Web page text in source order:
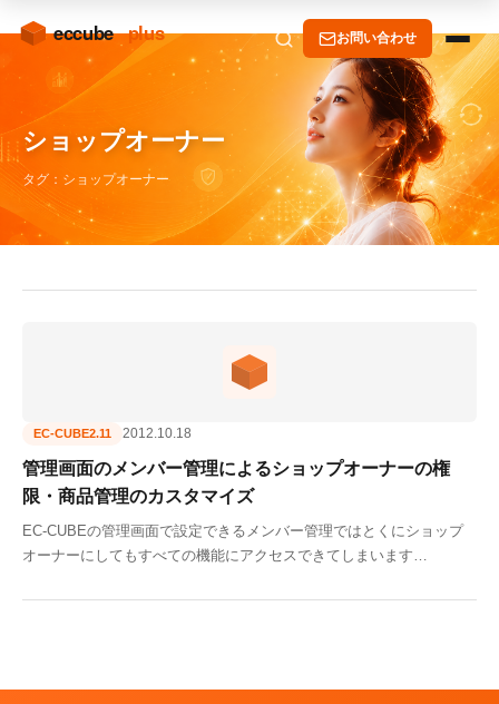
お問い合わせ
ショップオーナー
タグ：ショップオーナー
EC-CUBE2.11 2012.10.18
管理画面のメンバー管理によるショップオーナーの権
限・商品管理のカスタマイズ
EC-CUBEの管理画面で設定できるメンバー管理ではとくにショップ
オーナーにしてもすべての機能にアクセスできてしまいます…